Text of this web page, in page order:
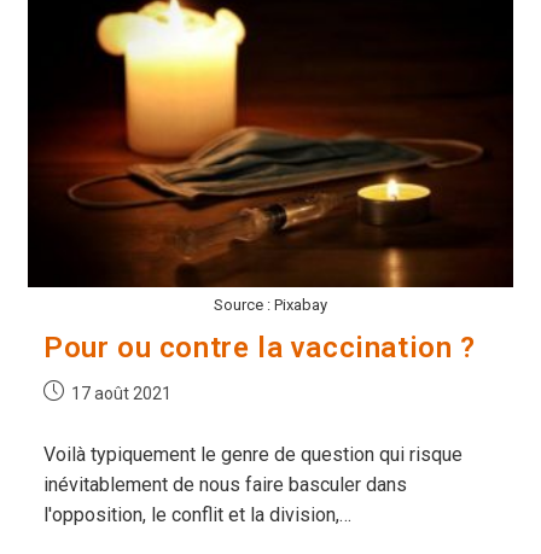
Source : Pixabay
Pour ou contre la vaccination ?
Publication
17 août 2021
Voilà typiquement le genre de question qui risque
inévitablement de nous faire basculer dans
l'opposition, le conflit et la division,…